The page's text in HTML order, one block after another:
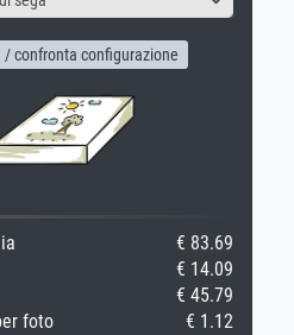
/ confronta configurazione
€ 83.69
€ 14.09
€ 45.79
foto
€ 1.12